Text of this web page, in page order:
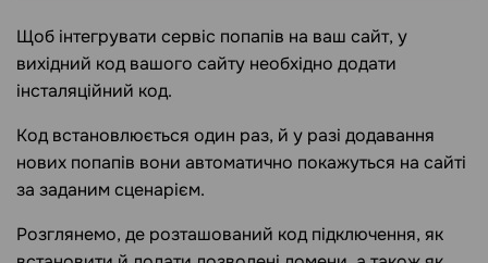
Щоб інтегрувати сервіс попапів на ваш сайт, у
вихідний код вашого сайту необхідно додати
інсталяційний код.
Код встановлюється один раз, й у разі додавання
нових попапів вони автоматично покажуться на сайті
за заданим сценарієм.
Розглянемо, де розташований код підключення, як